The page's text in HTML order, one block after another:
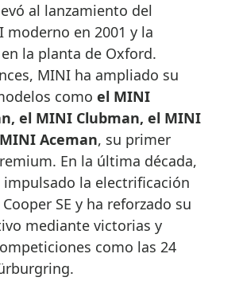
al lanzamiento del
moderno en 2001 y la
la planta de Oxford.
MINI ha ampliado su
como el MINI
el MINI Clubman, el MINI
Aceman, su primer
En la última década,
impulsado la electrificación
SE y ha reforzado su
mediante victorias y
como las 24